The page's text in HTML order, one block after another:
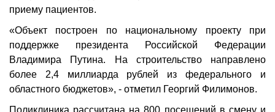
приему пациентов.
«Объект построен по национальному проекту при
поддержке президента Российской Федерации
Владимира Путина. На строительство направлено
более 2,4 миллиарда рублей из федерального и
областного бюджетов», - отметил Георгий Филимонов.
Поликлиника рассчитана на 800 посещений в смену и